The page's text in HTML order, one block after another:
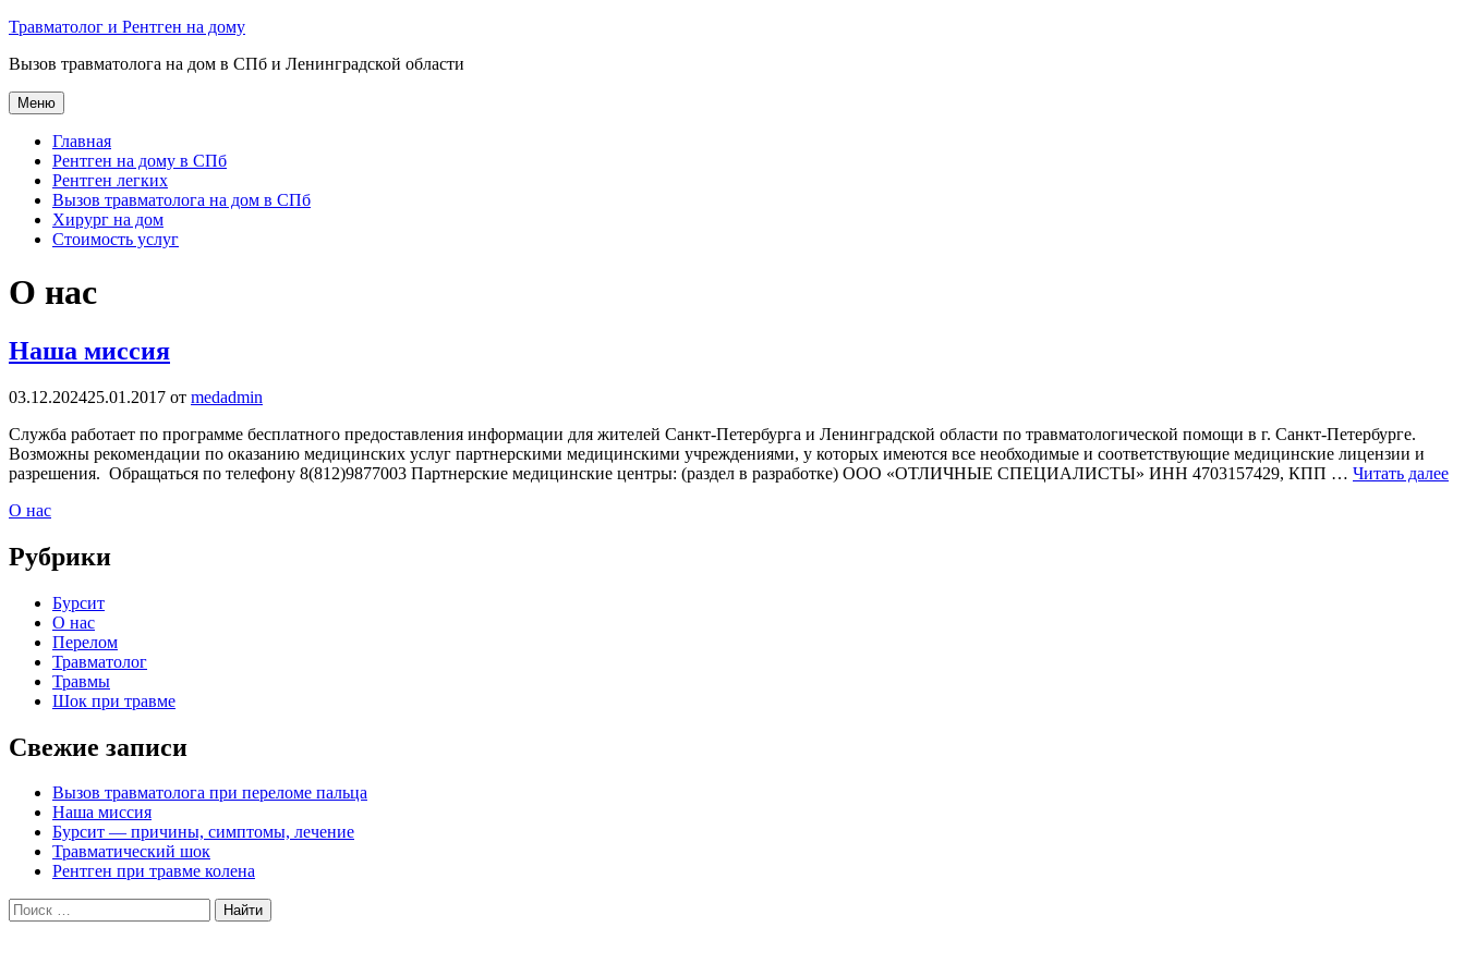
Перейти
содержимому
Травматолог и Рентген на дому
Вызов травматолога на дом в СПб и Ленинградской области
Меню
Главная
Рентген на дому в СПб
Рентген легких
Вызов травматолога на дом в СПб
Хирург на дом
Стоимость услуг
О нас
Наша миссия
03.12.202425.01.2017 от medadmin
Служба работает по программе бесплатного предоставления информации для жителей Санкт-Петербурга и Ленинградской области по травматологической помощи в г. Санкт-Петербурге.
Возможны рекомендации по оказанию медицинских услуг партнерскими медицинскими учреждениями, у которых имеются все необходимые и соответствующие медицинские лицензии и
разрешения. Обращаться по телефону 8(812)9877003 Партнерские медицинские центры: (раздел в разработке) ООО «ОТЛИЧНЫЕ СПЕЦИАЛИСТЫ» ИНН 4703157429, КПП … Читать далее
Рубрики
О нас
Рубрики
Бурсит
О нас
Перелом
Травматолог
Травмы
Шок при травме
Свежие записи
Вызов травматолога при переломе пальца
Наша миссия
Бурсит — причины, симптомы, лечение
Травматический шок
Рентген при травме колена
Поиск: